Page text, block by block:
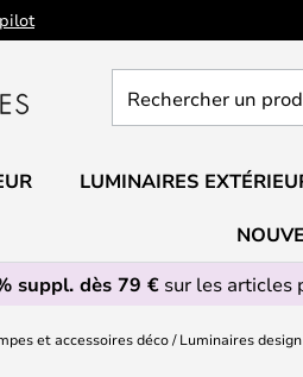
un
catégorie...
LUMINAIRES
suppl. dès 79 € sur les articles
et accessoires déco Luminaires